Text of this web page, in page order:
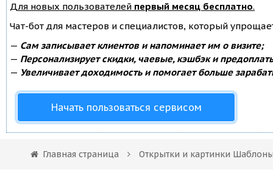
Для новых пользователей первый месяц бесплатно.
Чат-бот для мастеров и специалистов, который
— Сам записывает клиентов и напоминает им о визите;
— Персонализирует скидки, чаевые, кэшбэк и
— Увеличивает доходимость и помогает больше
Начать пользоваться сервисом
Главная страница Открытки и картинки